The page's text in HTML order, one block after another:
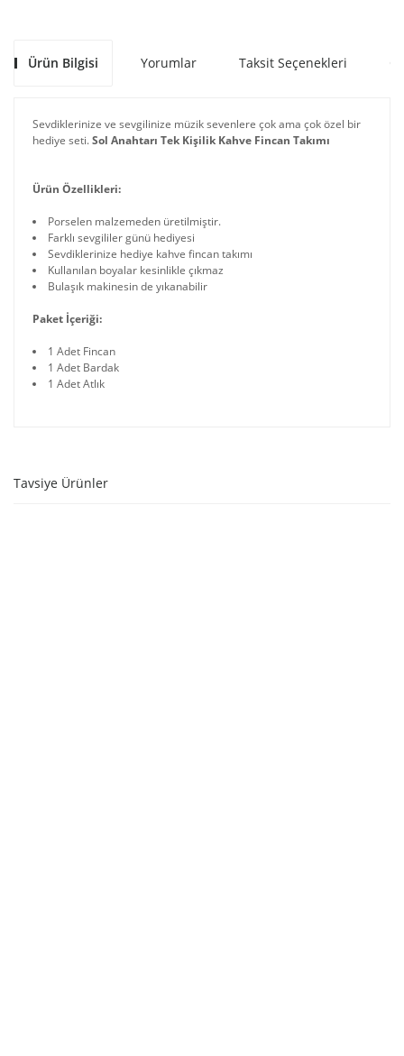
Ürün Bilgisi Yorumlar Taksit Seçenekleri
Sevdiklerinize ve sevgilinize müzik sevenlere çok ama çok özel bir
hediye seti.Sol Anahtarı Tek Kişilik Kahve Fincan Takımı
Ürün Özellikleri:
Porselen malzemeden üretilmiştir.
Farklı sevgililer günü hediyesi
Sevdiklerinize hediye kahve fincan takımı
Kullanılan boyalar kesinlikle çıkmaz
Bulaşık makinesin de yıkanabilir
Paket İçeriği:
1 Adet Fincan
1 Adet Bardak
1 Adet Atlık
Tavsiye Ürünler